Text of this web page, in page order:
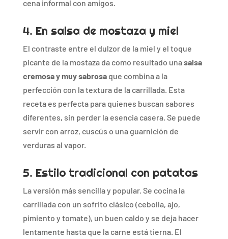
cena informal con amigos.
4. En salsa de mostaza y miel
El contraste entre el dulzor de la miel y el toque
picante de la mostaza da como resultado unasalsa
cremosaymuysabrosa que combinaa la
perfección con latextura de la carrillada. Esta
receta es perfecta para quienes buscan sabores
diferentes, sin perder la esencia casera. Se puede
servir con arroz, cuscús o una guarnición de
verduras al vapor.
5. Estilo tradicional con patatas
Laversión más sencillay popular. Se cocina la
carrillada con un sofrito clásico (cebolla, ajo,
pimiento y tomate), un buen caldo y se deja hacer
lentamente hasta que la carne estátierna. El